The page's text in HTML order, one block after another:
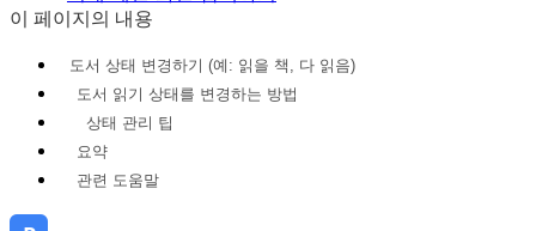
이 페이지의 내용
도서 상태 변경하기 (예: 읽을 책, 다 읽음)
도서 읽기 상태를 변경하는 방법
상태 관리 팁
요약
관련 도움말